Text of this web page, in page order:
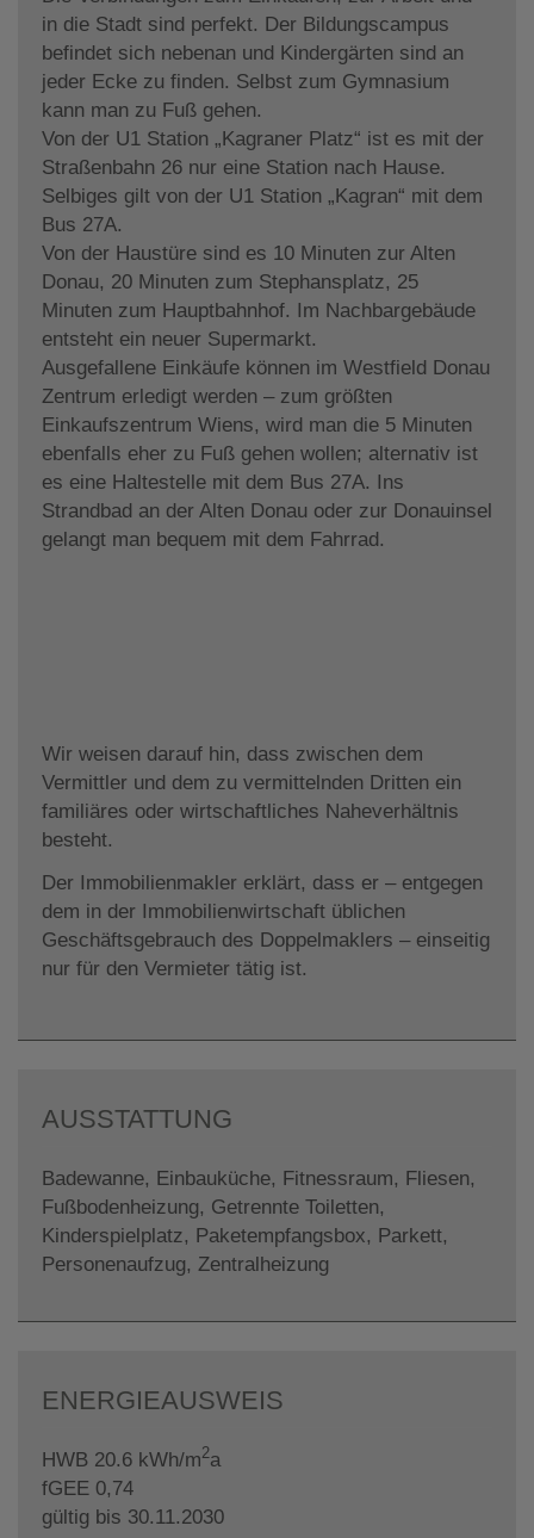
in die Stadt sind perfekt. Der Bildungscampus
befindet sich nebenan und Kindergärten sind an
jeder Ecke zu finden. Selbst zum Gymnasium
kann man zu Fuß gehen.
Von der U1 Station „Kagraner Platz“ ist es mit der
Straßenbahn 26 nur eine Station nach Hause.
Selbiges gilt von der U1 Station „Kagran“ mit dem
Bus 27A.
Von der Haustüre sind es 10 Minuten zur Alten
Donau, 20 Minuten zum Stephansplatz, 25
Minuten zum Hauptbahnhof. Im Nachbargebäude
entsteht ein neuer Supermarkt.
Ausgefallene Einkäufe können im Westfield Donau
Zentrum erledigt werden – zum größten
Einkaufszentrum Wiens, wird man die 5 Minuten
ebenfalls eher zu Fuß gehen wollen; alternativ ist
es eine Haltestelle mit dem Bus 27A. Ins
Strandbad an der Alten Donau oder zur Donauinsel
gelangt man bequem mit dem Fahrrad.
Wir weisen darauf hin, dass zwischen dem
Vermittler und dem zu vermittelnden Dritten ein
familiäres oder wirtschaftliches Naheverhältnis
besteht.
Der Immobilienmakler erklärt, dass er – entgegen
dem in der Immobilienwirtschaft üblichen
Geschäftsgebrauch des Doppelmaklers – einseitig
nur für den Vermieter tätig ist.
AUSSTATTUNG
Badewanne Einbauküche Fitnessraum
Fliesen
Fußbodenheizung
Getrennte Toiletten
Kinderspielplatz
Paketempfangsbox
Parkett
Personenaufzug
Zentralheizung
ENERGIEAUSWEIS
HWB 20.6 kWh/m2a
fGEE 0,74
gültig bis 30.11.2030